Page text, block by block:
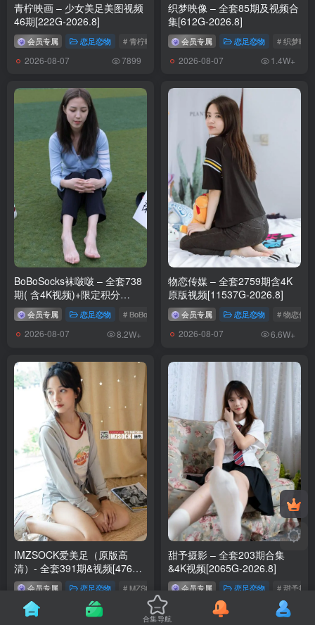
青柠映画 – 少女美足美图视频
46期[222G-2026.8]
会员专属 恋足恋物 # 青柠映画
2026-08-07 7899
织梦映像 – 全套85期及视频合
集[612G-2026.8]
会员专属 恋足恋物 # 织梦映像
2026-08-07 1.4W+
BoBoSocks袜啵啵 – 全套738
期( 含4K视频)+限定积分
[4724G-2026.8]
会员专属 恋足恋物 # BoBoSocks袜啵啵 # 袜啵啵
2026-08-07 8.2W+
物恋传媒 – 全套2759期含4K
原版视频[11537G-2026.8]
会员专属 恋足恋物 # 物恋传媒
2026-08-07 6.6W+
IMZSOCK爱美足（原版高
清）- 全套391期&视频[476G-
2026.8]
会员专属 恋足恋物 # MZSOCK原版 # IMZSOCK爱美足
2026-08-05
甜予摄影 – 全套203期合集
&4K视频[2065G-2026.8]
会员专属 恋足恋物 # 甜予摄影
2026-08-05 2.3W+
合集导航